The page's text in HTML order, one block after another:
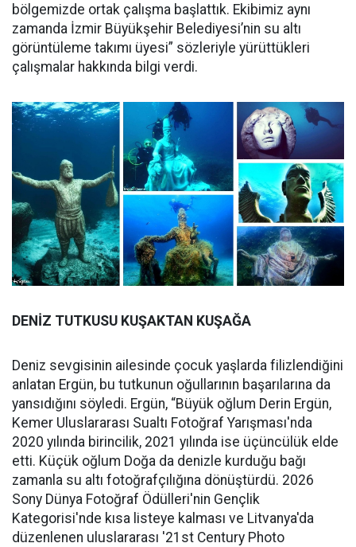
bölgemizde ortak çalışma başlattık. Ekibimiz aynı
zamanda İzmir Büyükşehir Belediyesi’nin su altı
görüntüleme takımı üyesi” sözleriyle yürüttükleri
çalışmalar hakkında bilgi verdi.
DENİZ TUTKUSU KUŞAKTAN KUŞAĞA
Deniz sevgisinin ailesinde çocuk yaşlarda filizlendiğini
anlatan Ergün, bu tutkunun oğullarının başarılarına da
yansıdığını söyledi. Ergün, “Büyük oğlum Derin Ergün,
Kemer Uluslararası Sualtı Fotoğraf Yarışması'nda
2020 yılında birincilik, 2021 yılında ise üçüncülük elde
etti. Küçük oğlum Doğa da denizle kurduğu bağı
zamanla su altı fotoğrafçılığına dönüştürdü. 2026
Sony Dünya Fotoğraf Ödülleri'nin Gençlik
Kategorisi'nde kısa listeye kalması ve Litvanya'da
düzenlenen uluslararası '21st Century Photo